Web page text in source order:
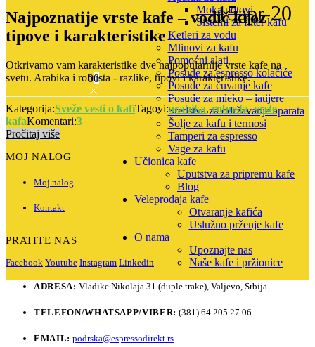
Moka potovi
Sistemi za filter kafu
Ketleri za vodu
Mlinovi za kafu
Pomoćni alati
Posude za espresso kolačiće
Posude za čuvanje kafe
Posude za mleko – latijere
Sredstva za održavanje aparata
Šolje za kafu i termosi
Tamperi za espresso
Vage za kafu
Učionica kafe
Uputstva za pripremu kafe
Blog
Veleprodaja kafe
Otvaranje kafića
Uslužno prženje kafe
O nama
Upoznajte nas
Naše kafe i pržionice
0
0
15apr-20
Najpoznatije vrste kafe – vodič kroz
tipove i karakteristike
Otkrivamo vam karakteristike dve najpopularnije vrste kafe na
svetu. Arabika i robusta - razlike, tipovi i karakteristike.
Kategorija:Sveže vesti o kafiTagovi:arabika,robusta,vrste
kafaKomentari:3
Pročitaj više
MOJ NALOG
Moj nalog
Kontakt
PRATITE NAS
Facebook Youtube Instagram Linkedin
ADRESA: Vladike Nikolaja 31 (duple trake), Valjevo, Srbija
TELEFON/WHATSAPP/VIBER: (381) 64 205 27 06
EMAIL: podrska@espressodirekt.rs